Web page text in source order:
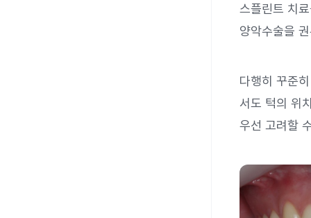
스플린트 치
양악수술을
다행히 꾸준
서도 턱의 위
우선 고려할